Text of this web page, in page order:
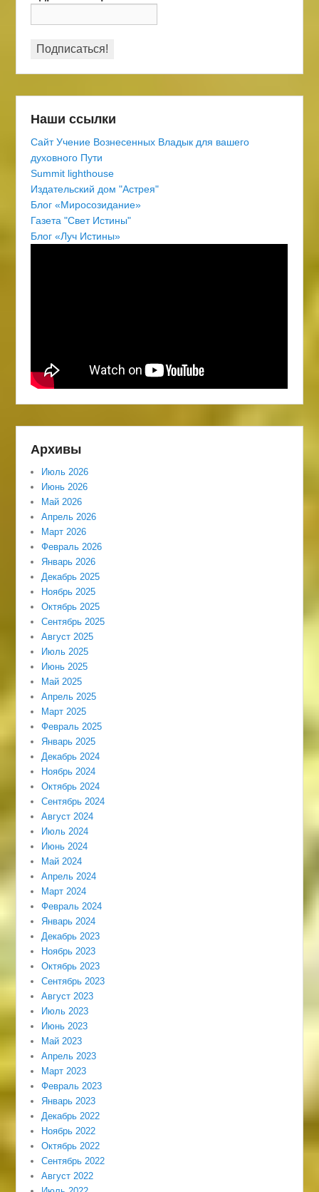
Наши ссылки
Сайт Учение Вознесенных Владык для вашего
духовного Пути
Summit lighthouse
Издательский дом "Астрея"
Блог «Миросозидание»
Газета "Свет Истины"
Блог «Луч Истины»
Архивы
Июль 2026
Июнь 2026
Май 2026
Апрель 2026
Март 2026
Февраль 2026
Январь 2026
Декабрь 2025
Ноябрь 2025
Октябрь 2025
Сентябрь 2025
Август 2025
Июль 2025
Июнь 2025
Май 2025
Апрель 2025
Март 2025
Февраль 2025
Январь 2025
Декабрь 2024
Ноябрь 2024
Октябрь 2024
Сентябрь 2024
Август 2024
Июль 2024
Июнь 2024
Май 2024
Апрель 2024
Март 2024
Февраль 2024
Январь 2024
Декабрь 2023
Ноябрь 2023
Октябрь 2023
Сентябрь 2023
Август 2023
Июль 2023
Июнь 2023
Май 2023
Апрель 2023
Март 2023
Февраль 2023
Январь 2023
Декабрь 2022
Ноябрь 2022
Октябрь 2022
Сентябрь 2022
Август 2022